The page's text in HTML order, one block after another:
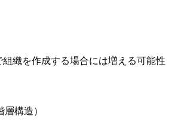
織を作成する場合には増える可能性
構造）